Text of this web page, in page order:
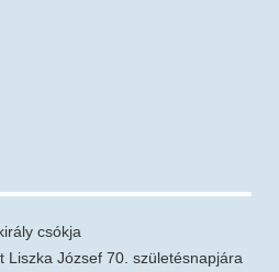
csókja
Liszka József 70. születésnapjára